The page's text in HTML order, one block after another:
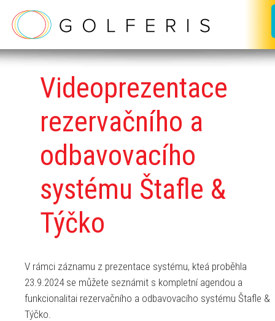
Videoprezentace
rezervačního a
odbavovacího
systému Štafle &
Týčko
V rámci záznamu z prezentace systému, kteá proběhla
23.9.2024 se můžete seznámit s kompletní agendou a
funkcionalitai rezervačního a odbavovacího systému Štafle &
Týčko.